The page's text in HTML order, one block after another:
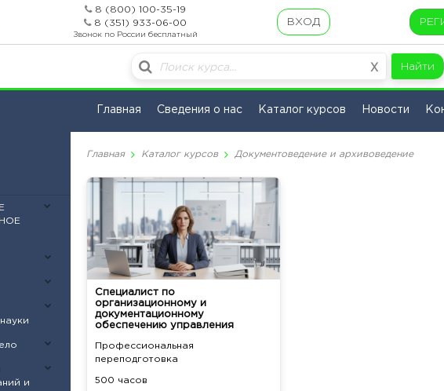
8 (800) 100-35-19
8 (351) 933-06-00
Звонок по России бесплатный
ВХОД
X Найти
Главная Сведения о нас Каталог курсов Новости
и
Главная Каталог курсов Документоведение и архивоведение
Специалист по
организационному и
документационному
обеспечению управления
Профессиональная
переподготовка
500 часов